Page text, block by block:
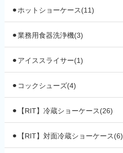
⚫︎ホットショーケース(11)
⚫︎業務用食器洗浄機(3)
⚫︎アイススライサー(1)
⚫︎コックシューズ(4)
⚫︎【RIT】冷蔵ショーケース(26)
⚫︎【RIT】対面冷蔵ショーケース(6)